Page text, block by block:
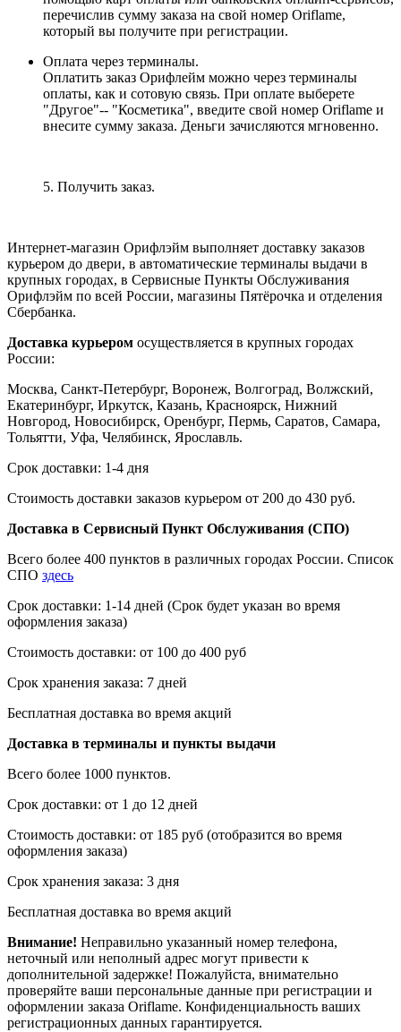
перечислив сумму заказа на свой номер Oriflame,
который вы получите при регистрации.
Оплата через терминалы.
Оплатить заказ Орифлейм можно через терминалы
оплаты, как и сотовую связь. При оплате выберете
"Другое"-- "Косметика", введите свой номер Oriflame и
внесите сумму заказа. Деньги зачисляются мгновенно.
5. Получить заказ.
Интернет-магазин Орифлэйм выполняет доставку заказов
курьером до двери, в автоматические терминалы выдачи в
крупных городах, в Сервисные Пункты Обслуживания
Орифлэйм по всей России, магазины Пятёрочка и отделения
Сбербанка.
Доставка курьером осуществляется в крупных городах
России:
Москва, Санкт-Петербург, Воронеж, Волгоград, Волжский,
Екатеринбург, Иркутск, Казань, Красноярск, Нижний
Новгород, Новосибирск, Оренбург, Пермь, Саратов, Самара,
Тольятти, Уфа, Челябинск, Ярославль.
Срок доставки: 1-4 дня
Стоимость доставки заказов курьером от 200 до 430 руб.
Доставка в Сервисный Пункт Обслуживания (СПО)
Всего более 400 пунктов в различных городах России. Список
СПО здесь
Срок доставки: 1-14 дней (Срок будет указан во время
оформления заказа)
Стоимость доставки: от 100 до 400 руб
Срок хранения заказа: 7 дней
Бесплатная доставка во время акций
Доставка в терминалы и пункты выдачи
Всего более 1000 пунктов.
Срок доставки: от 1 до 12 дней
Стоимость доставки: от 185 руб (отобразится во время
оформления заказа)
Срок хранения заказа: 3 дня
Бесплатная доставка во время акций
Внимание! Неправильно указанный номер телефона,
неточный или неполный адрес могут привести к
дополнительной задержке! Пожалуйста, внимательно
проверяйте ваши персональные данные при регистрации и
оформлении заказа Oriflame. Конфиденциальность ваших
регистрационных данных гарантируется.